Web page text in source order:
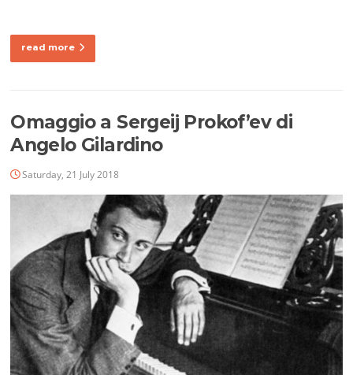
read more
Omaggio a Sergeij Prokof’ev di
Angelo Gilardino
Saturday, 21 July 2018